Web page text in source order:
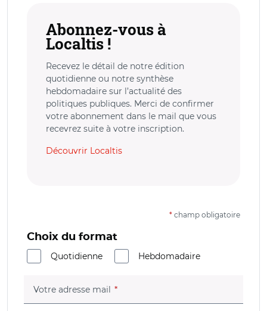
Abonnez-vous à
Localtis !
Recevez le détail de notre édition
quotidienne ou notre synthèse
hebdomadaire sur l’actualité des
politiques publiques. Merci de confirmer
votre abonnement dans le mail que vous
recevrez suite à votre inscription.
Découvrir Localtis
* champ obligatoire
Choix du format
Quotidienne
Hebdomadaire
Votre adresse mail (champ obligatoire)